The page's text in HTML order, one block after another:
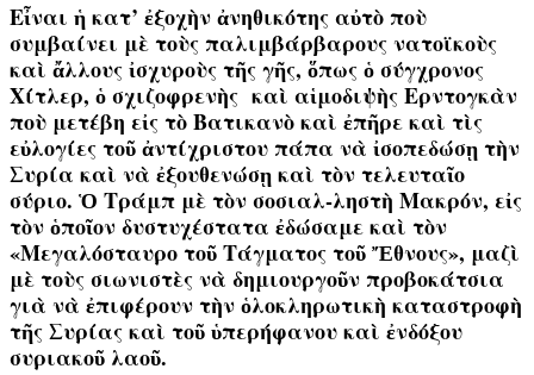
Εἶναι ἡ κατ’ ἐξοχὴν ἀνηθικότης αὐτὸ ποὺ
συμβαίνει μὲ τοὺς παλιμβάρβαρους νατοϊκοὺς
καὶ ἄλλους ἰσχυροὺς τῆς γῆς, ὅπως ὁ σύγχρονος
Χίτλερ, ὁ σχιζοφρενὴς καὶ αἱμοδιψὴς Ερντογκὰν
ποὺ μετέβη εἰς τὸ Βατικανὸ καὶ ἐπῆρε καὶ τὶς
εὐλογίες τοῦ ἀντίχριστου πάπα νὰ ἰσοπεδώσῃ τὴν
Συρία καὶ νὰ ἐξουθενώσῃ καὶ τὸν τελευταῖο
σύριο. Ὁ Τράμπ μὲ τὸν σοσιαλ-ληστὴ Μακρόν, εἰς
τὸν ὁποῖον δυστυχέστατα ἐδώσαμε καὶ τὸν
«Μεγαλόσταυρο τοῦ Τάγματος τοῦ Ἔθνους», μαζὶ
μὲ τοὺς σιωνιστὲς νὰ δημιουργοῦν προβοκάτσια
γιὰ νὰ ἐπιφέρουν τὴν ὁλοκληρωτικὴ καταστροφὴ
τῆς Συρίας καὶ τοῦ ὑπερήφανου καὶ ἐνδόξου
συριακοῦ λαοῦ.